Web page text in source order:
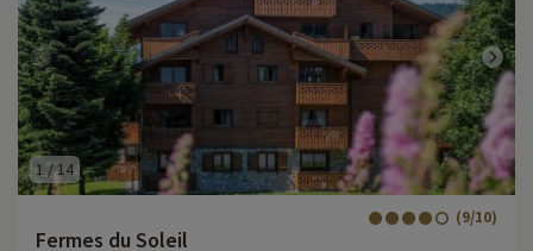
1 /14
Fermes du Soleil
(9/10)